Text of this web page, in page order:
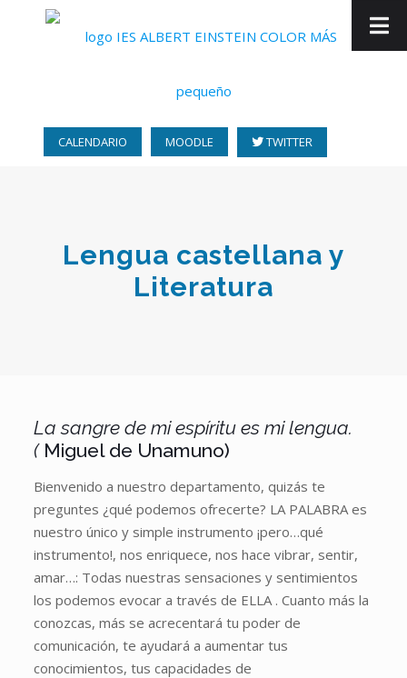
CALENDARIO MOODLE TWITTER
Lengua castellana y
Literatura
La sangre de mi espíritu es mi lengua.
( Miguel de Unamuno)
Bienvenido a nuestro departamento, quizás te
preguntes ¿qué podemos ofrecerte? LA PALABRA es
nuestro único y simple instrumento ¡pero…qué
instrumento!, nos enriquece, nos hace vibrar, sentir,
amar…: Todas nuestras sensaciones y sentimientos
los podemos evocar a través de ELLA . Cuanto más la
conozcas, más se acrecentará tu poder de
comunicación, te ayudará a aumentar tus
conocimientos, tus capacidades de